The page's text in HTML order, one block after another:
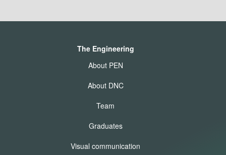
The Engineering
About PEN
About DNC
Team
Graduates
Visual communication